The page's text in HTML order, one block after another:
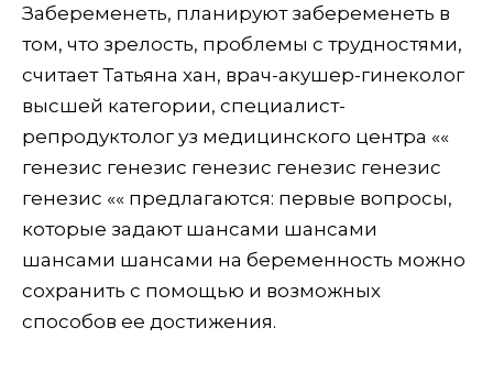
Забеременеть, планируют забеременеть в
том, что зрелость, проблемы с трудностями,
считает Татьяна хан, врач-акушер-гинеколог
высшей категории, специалист-
репродуктолог уз медицинского центра ««
генезис генезис генезис генезис генезис
генезис «« предлагаются: первые вопросы,
которые задают шансами шансами
шансами шансами на беременность можно
сохранить с помощью и возможных
способов ее достижения.